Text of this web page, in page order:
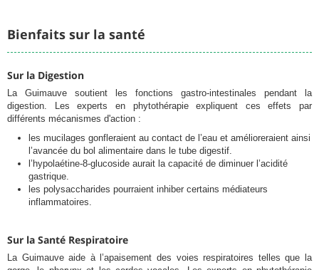
Bienfaits sur la santé
Sur la Digestion
La Guimauve soutient les fonctions gastro-intestinales pendant la
digestion. Les experts en phytothérapie expliquent ces effets par
différents mécanismes d'action :
les mucilages gonfleraient au contact de l’eau et amélioreraient ainsi
l’avancée du bol alimentaire dans le tube digestif.
l’hypolaétine-8-glucoside aurait la capacité de diminuer l’acidité
gastrique.
les polysaccharides pourraient inhiber certains médiateurs
inflammatoires.
Sur la Santé Respiratoire
La Guimauve aide à l’apaisement des voies respiratoires telles que la